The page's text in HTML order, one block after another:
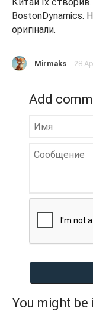
Китай їх створив.
BostonDynamics.
оригінали.
Mirmaks 28
Add
You might